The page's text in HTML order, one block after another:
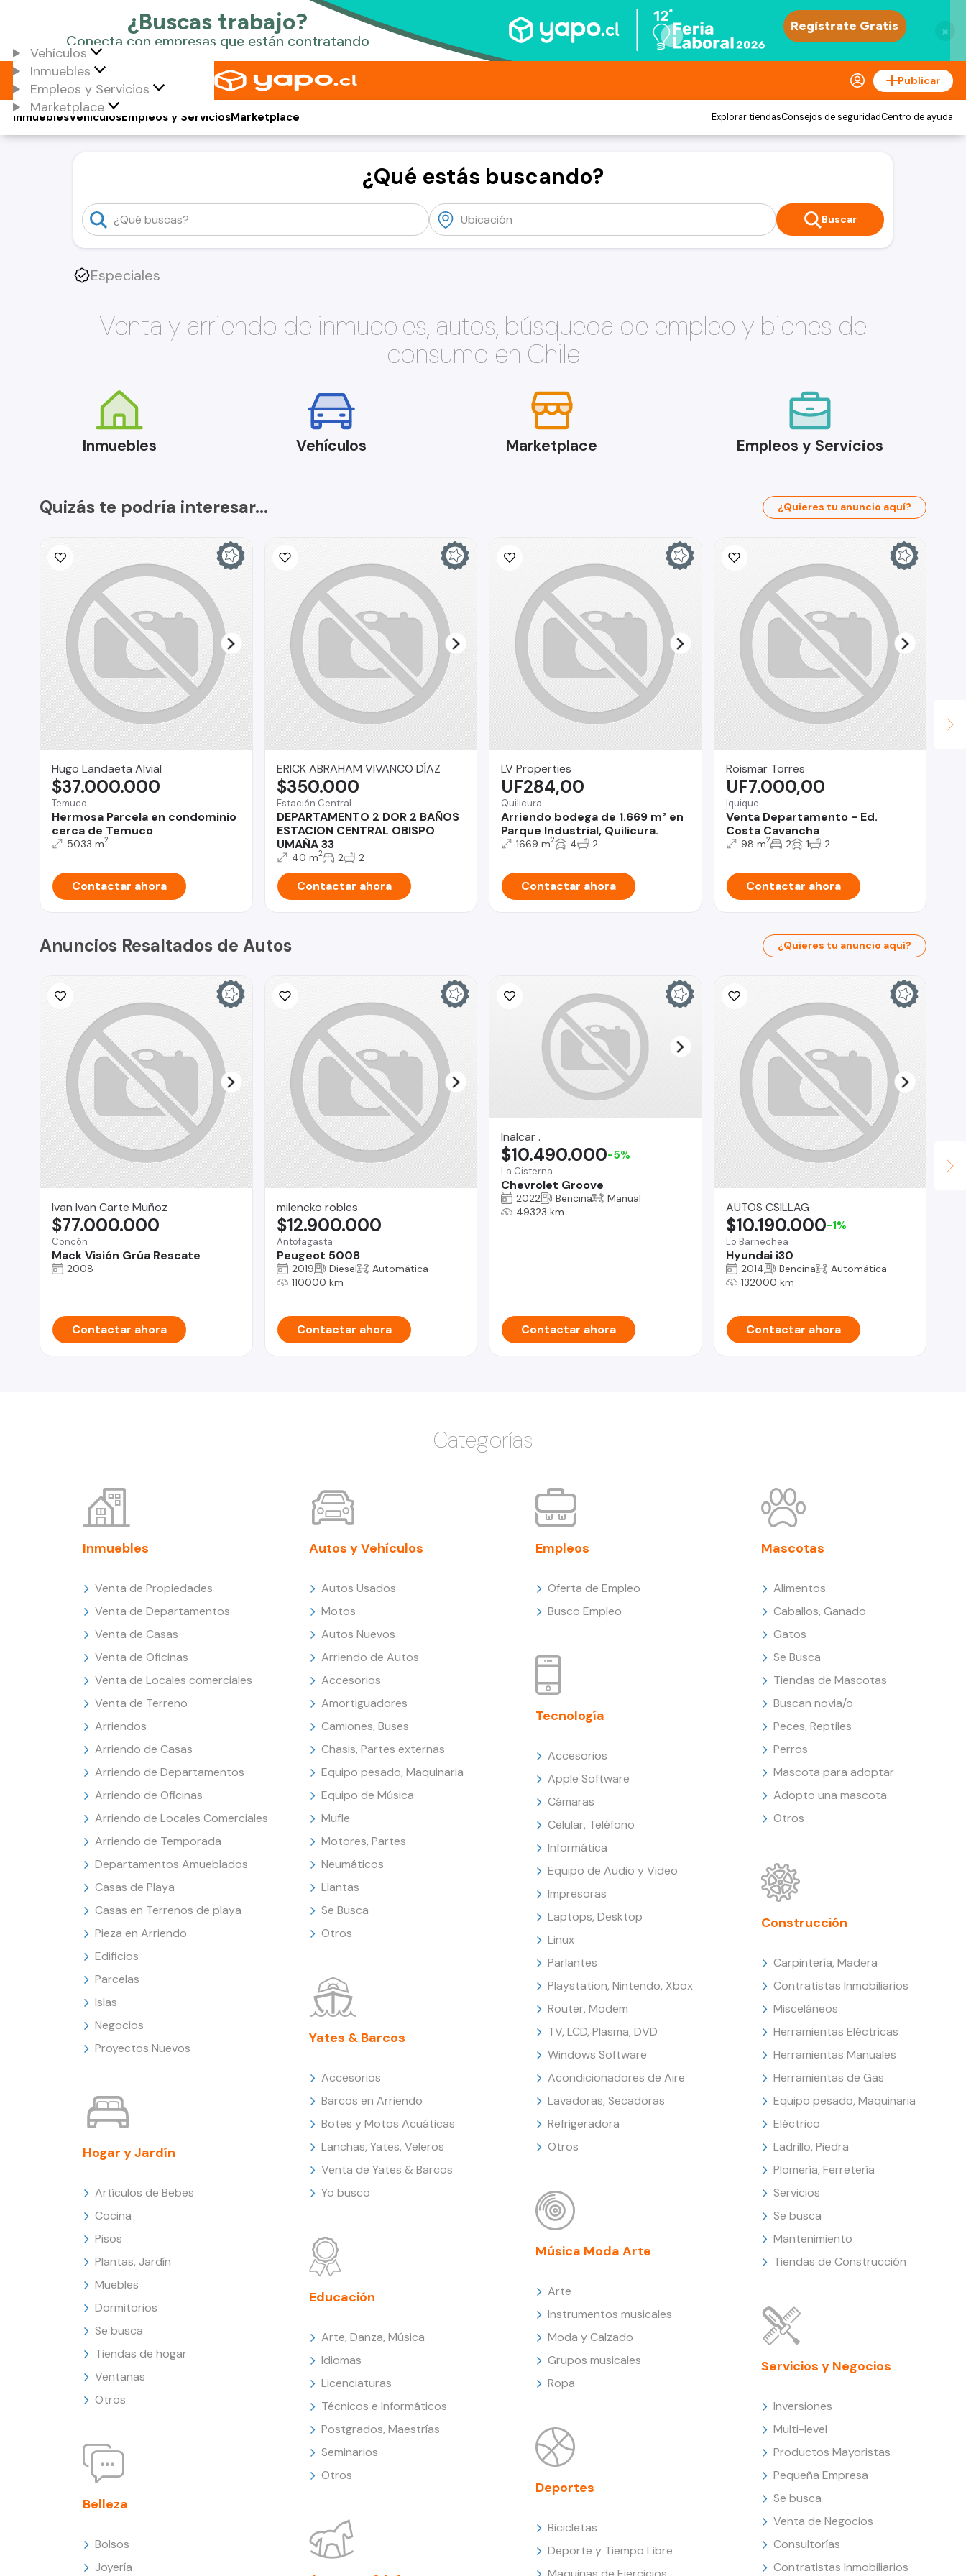
×
Vehículos
Inmuebles
Empleos y Servicios
Marketplace
Publicar
Vehículos
Inmuebles Empleos y ServiciosMarketplace Explorar tiendasConsejos de seguridadCentro de ayuda
¿Qué estás buscando?
Buscar
Especiales
Venta y arriendo de inmuebles, autos, búsqueda de empleo y bienes de
consumo en Chile
Inmuebles Vehículos Marketplace Empleos y Servicios
Quizás te podría interesar... ¿Quieres tu anuncio aquí?
Hugo Landaeta Alvial
Temuco
Hermosa Parcela en condominio
cerca de Temuco
$37.000.000
5033 m2
Contactar ahora
ERICK ABRAHAM VIVANCO DÍAZ
Estación Central
DEPARTAMENTO 2 DOR 2 BAÑOS
ESTACION CENTRAL OBISPO
UMAÑA 33
$350.000
40 m2 2 2
Contactar ahora
LV Properties
Quilicura
Arriendo bodega de 1.669 m² en
Parque Industrial, Quilicura.
UF284,00
1669 m2 4 2
Contactar ahora
Roismar Torres
Iquique
Venta Departamento - Ed.
Costa Cavancha
UF7.000,00
98 m2 2 1 2
Contactar ahora
Anuncios Resaltados de Autos ¿Quieres tu anuncio aquí?
Ivan Ivan Carte Muñoz
Concón
Mack Visión Grúa Rescate
$77.000.000
2008
Contactar ahora
milencko robles
Antofagasta
Peugeot 5008
$12.900.000
2019 Diesel
Automática
110000 km
Contactar ahora
Inalcar .
La Cisterna
Chevrolet Groove
$10.490.000-5%
2022 Bencina
Manual
49323 km
Contactar ahora
AUTOS CSILLAG
Lo Barnechea
Hyundai i30
$10.190.000-1%
2014 Bencina
Automática
132000 km
Contactar ahora
Categorías
Inmuebles
Venta de Propiedades
Venta de Departamentos
Venta de Casas
Venta de Oficinas
Venta de Locales comerciales
Venta de Terreno
Arriendos
Arriendo de Casas
Arriendo de Departamentos
Arriendo de Oficinas
Arriendo de Locales Comerciales
Arriendo de Temporada
Departamentos Amueblados
Casas de Playa
Casas en Terrenos de playa
Pieza en Arriendo
Edificios
Parcelas
Islas
Negocios
Proyectos Nuevos
Hogar y Jardín
Artículos de Bebes
Cocina
Pisos
Plantas, Jardín
Muebles
Dormitorios
Se busca
Tiendas de hogar
Ventanas
Otros
Belleza
Bolsos
Joyería
Autos y Vehículos
Autos Usados
Motos
Autos Nuevos
Arriendo de Autos
Accesorios
Amortiguadores
Camiones, Buses
Chasis, Partes externas
Equipo pesado, Maquinaria
Equipo de Música
Mufle
Motores, Partes
Neumáticos
Llantas
Se Busca
Otros
Yates & Barcos
Accesorios
Barcos en Arriendo
Botes y Motos Acuáticas
Lanchas, Yates, Veleros
Venta de Yates & Barcos
Yo busco
Educación
Arte, Danza, Música
Idiomas
Licenciaturas
Técnicos e Informáticos
Postgrados, Maestrías
Seminarios
Otros
Empleos
Oferta de Empleo
Busco Empleo
Tecnología
Accesorios
Apple Software
Cámaras
Celular, Teléfono
Informática
Equipo de Audio y Video
Impresoras
Laptops, Desktop
Linux
Parlantes
Playstation, Nintendo, Xbox
Router, Modem
TV, LCD, Plasma, DVD
Windows Software
Acondicionadores de Aire
Lavadoras, Secadoras
Refrigeradora
Otros
Música Moda Arte
Arte
Instrumentos musicales
Moda y Calzado
Grupos musicales
Ropa
Deportes
Bicicletas
Deporte y Tiempo Libre
Mascotas
Alimentos
Caballos, Ganado
Gatos
Se Busca
Tiendas de Mascotas
Buscan novia/o
Peces, Reptiles
Perros
Mascota para adoptar
Adopto una mascota
Otros
Construcción
Carpintería, Madera
Contratistas Inmobiliarios
Misceláneos
Herramientas Eléctricas
Herramientas Manuales
Herramientas de Gas
Equipo pesado, Maquinaria
Eléctrico
Ladrillo, Piedra
Plomería, Ferretería
Servicios
Se busca
Mantenimiento
Tiendas de Construcción
Servicios y Negocios
Inversiones
Multi-level
Productos Mayoristas
Pequeña Empresa
Se busca
Venta de Negocios
Consultorías
Contratistas Inmobiliarios